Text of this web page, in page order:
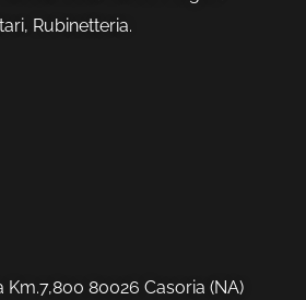
Rubinetteria.
Km.7,800 80026 Casoria (NA)